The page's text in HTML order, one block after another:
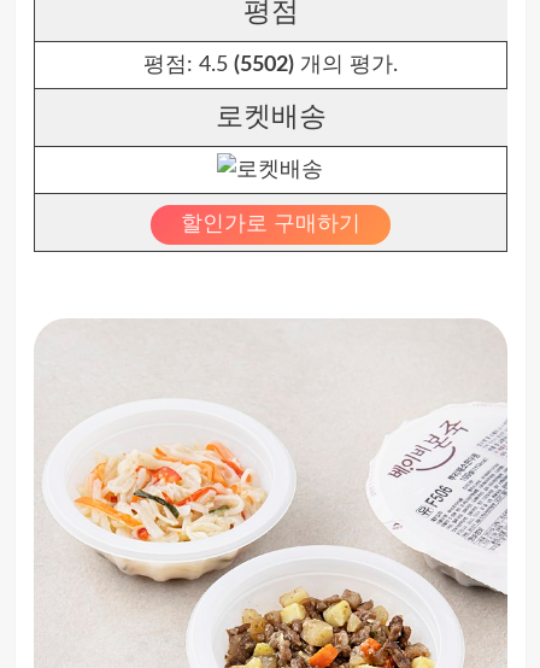
평점
평점: 4.5 (5502)개의 평가.
로켓배송
할인가로 구매하기